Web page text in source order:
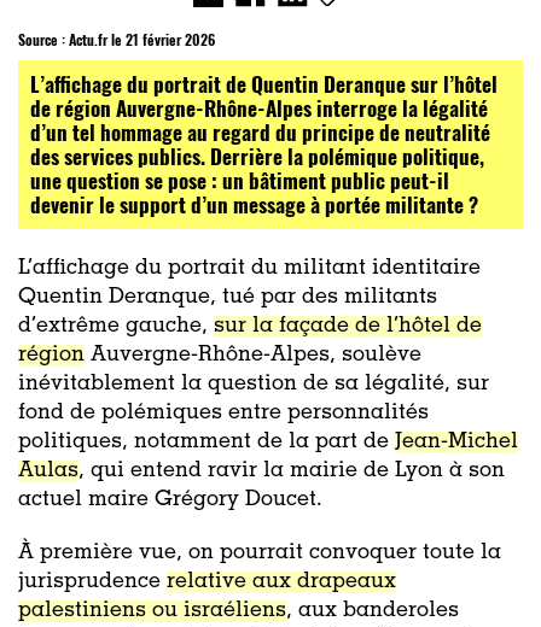
Source :Actu.fr le 21 février 2026
L’affichage du portrait de Quentin Deranque sur l’hôtel
de région Auvergne-Rhône-Alpes interroge la légalité
d’un tel hommage au regard du principe de neutralité
des services publics. Derrière la polémique politique,
une question se pose : un bâtiment public peut-il
devenir le support d’un message à portée militante ?
L’affichage du portrait du militant identitaire
Quentin Deranque, tué par des militants
d’extrême gauche, sur la façade de l’hôtel de
région Auvergne-Rhône-Alpes, soulève
inévitablement la question de sa légalité, sur
fond de polémiques entre personnalités
politiques, notamment de la part de Jean-Michel
Aulas, qui entend ravir la mairie de Lyon à son
actuel maire Grégory Doucet.
À première vue, on pourrait convoquer toute la
jurisprudence relative aux drapeaux
palestiniens ou israéliens, aux banderoles